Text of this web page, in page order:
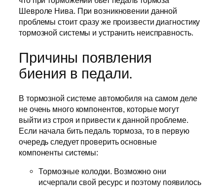
Шевроле Нива. При возникновении данной
проблемы стоит сразу же произвести диагностику
тормозной системы и устранить неисправность.
Причины появления
биения в педали.
В тормозной системе автомобиля на самом деле
не очень много компонентов, которые могут
выйти из строя и привести к данной проблеме.
Если начала бить педаль тормоза, то в первую
очередь следует проверить основные
компоненты системы:
Тормозные колодки. Возможно они
исчерпали свой ресурс и поэтому появилось